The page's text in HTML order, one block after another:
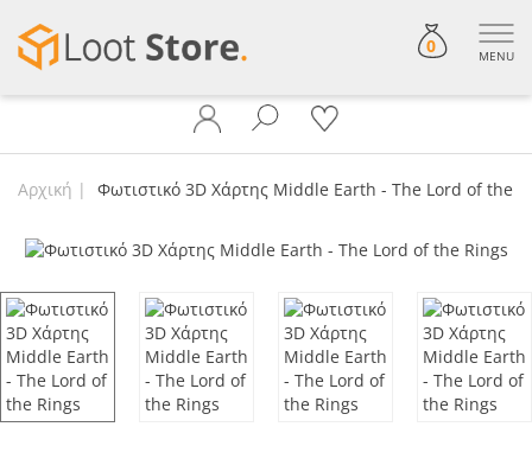
0 MENU
Αρχική Φωτιστικό 3D Χάρτης Middle Earth - The Lord of the